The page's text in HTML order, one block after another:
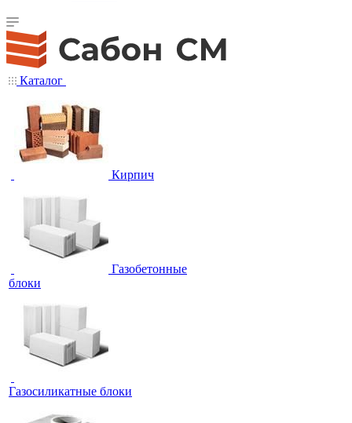
Каталог
Кирпич
Газобетонные
блоки
Газосиликатные блоки